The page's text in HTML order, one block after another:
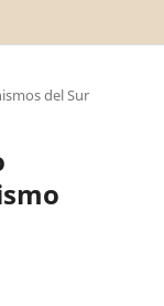
del Sur